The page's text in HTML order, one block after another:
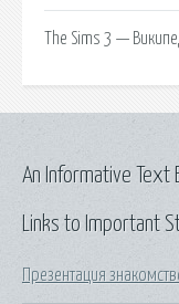
The Sims 3 —
Links to Important
Презентация
An Informative Text